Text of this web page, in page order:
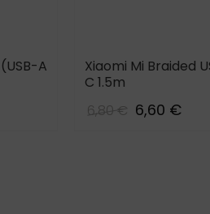
A
Xiaomi Mi Braided
C 1.5m
6,80 € 6,60 €